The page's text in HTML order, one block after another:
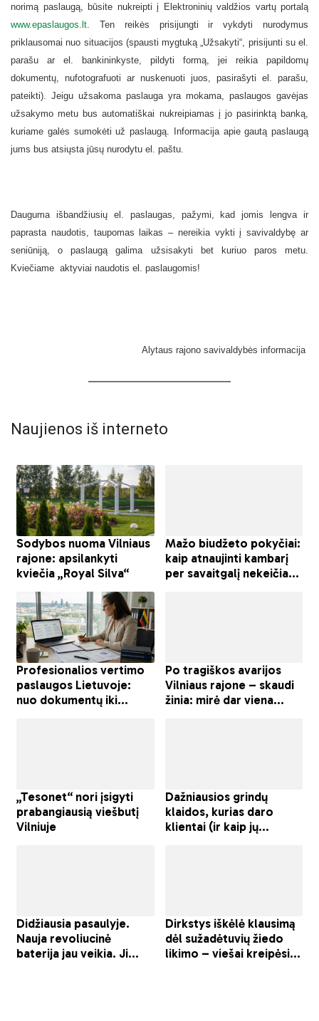
norimą paslaugą, būsite nukreipti į Elektroninių valdžios vartų portalą
www.epaslaugos.lt. Ten reikės prisijungti ir vykdyti nurodymus
priklausomai nuo situacijos (spausti mygtuką „Užsakyti“, prisijunti su el.
parašu ar el. bankininkyste, pildyti formą, jei reikia papildomų
dokumentų, nufotografuoti ar nuskenuoti juos, pasirašyti el. parašu,
pateikti). Jeigu užsakoma paslauga yra mokama, paslaugos gavėjas
užsakymo metu bus automatiškai nukreipiamas į jo pasirinktą banką,
kuriame galės sumokėti už paslaugą. Informacija apie gautą paslaugą
jums bus atsiųsta jūsų nurodytu el. paštu.
Dauguma išbandžiusių el. paslaugas, pažymi, kad jomis lengva ir
paprasta naudotis, taupomas laikas – nereikia vykti į savivaldybę ar
seniūniją, o paslaugą galima užsisakyti bet kuriuo paros metu.
Kviečiame aktyviai naudotis el. paslaugomis!
Alytaus rajono savivaldybės informacija
Naujienos iš interneto